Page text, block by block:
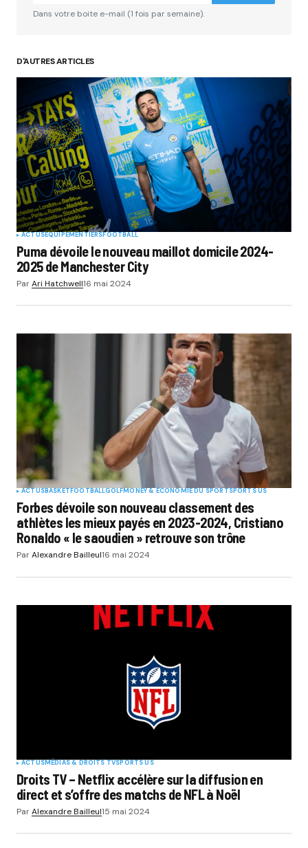
Dans votre boite e-mail (1 fois par semaine).
D'AUTRES ARTICLES
ACTUSEQUIPEMENTIERSFOOTBALL
Puma dévoile le nouveau maillot domicile 2024-
2025 de Manchester City
ParAri Hatchwell16 mai 2024
ACTUSBASKETFOOTBALLGOLFMONEY & ÉCONOMIE DU SPORTSPORTS US
Forbes dévoile son nouveau classement des
athlètes les mieux payés en 2023-2024, Cristiano
Ronaldo « le saoudien » retrouve son trône
ParAlexandre Bailleul16 mai 2024
ACTUSMÉDIAS & DROITS TVSPORTS US
Droits TV – Netflix accélère sur la diffusion en
direct et s’offre des matchs de NFL à Noël
ParAlexandre Bailleul15 mai 2024